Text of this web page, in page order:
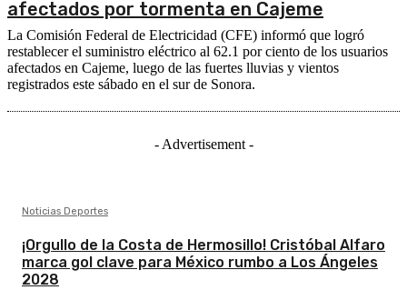
afectados por tormenta en Cajeme
La Comisión Federal de Electricidad (CFE) informó que logró
restablecer el suministro eléctrico al 62.1 por ciento de los usuarios
afectados en Cajeme, luego de las fuertes lluvias y vientos
registrados este sábado en el sur de Sonora.
- Advertisement -
Noticias Deportes
¡Orgullo de la Costa de Hermosillo! Cristóbal Alfaro
marca gol clave para México rumbo a Los Ángeles
2028